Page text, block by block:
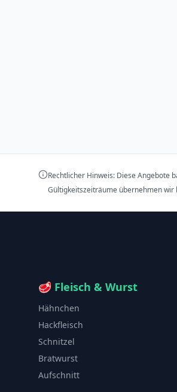
Rechtlicher Hinweis: Diese Angebote
Gültigkeitszeiträume übernehmen wir
🥩 Fleisch & Wurst
Hähnchen
Hackfleisch
Schnitzel
Bratwurst
Aufschnitt